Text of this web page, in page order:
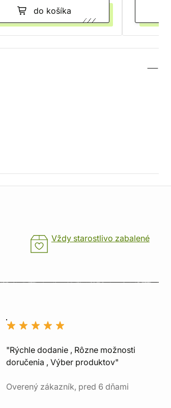
do košíka
Vždy starostlivo zabalené
"Rýchle dodanie , Rôzne možnosti
doručenia , Výber produktov"
Overený zákazník, pred 6 dňami